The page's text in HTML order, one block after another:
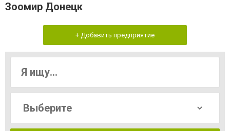
Зоомир Донецк
+ Добавить предприятие